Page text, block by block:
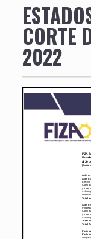
CORTE
2022